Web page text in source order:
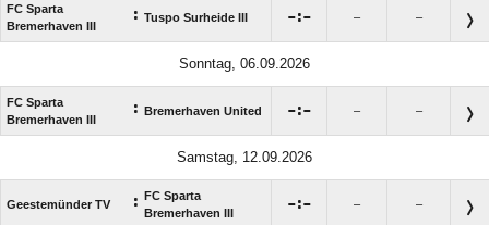
FC Sparta
Bremerhaven III
: Tuspo Surheide III : – –
Sonntag, 06.09.2026
FC Sparta
Bremerhaven III
: Bremerhaven United : – –
Samstag, 12.09.2026
Geestemünder TV : FC Sparta
Bremerhaven III
: – –